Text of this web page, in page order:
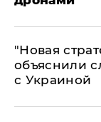
"Новая
объяснили
с Украиной